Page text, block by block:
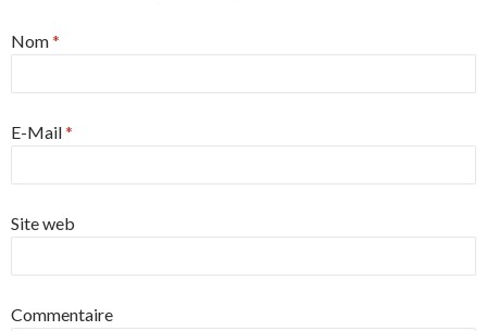
Nom*
E-Mail*
Site web
Commentaire